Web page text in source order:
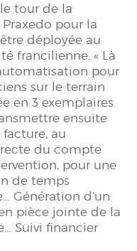
tour de la
pour la
déployée au
francilienne. « Là
pour
sur le terrain
en 3 exemplaires
ensuite
au
du compte
pour une
de temps
Génération d’un
pièce jointe de la
Suivi financier